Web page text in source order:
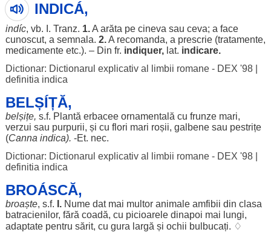
INDICÁ,
indíc, vb. I. Tranz. 1.A arăta pe cineva sau ceva; a face
cunoscut, a semnala. 2.A recomanda, a prescrie(tratamente,
medicamenteetc.). – Din fr. indiquer, lat. indicare.
Dictionar: Dictionarul explicativ al limbii romane - DEX '98|
definitia indica
BELȘÍȚĂ,
belșițe, s.f. Plantă erbacee ornamentală cu frunze mari,
verzui sau purpurii, și cu flori mari roșii, galbenesau pestrițe
(Canna indica). -Et. nec.
Dictionar: Dictionarul explicativ al limbii romane - DEX '98|
definitia indica
BROÁSCĂ,
broaște, s.f. I. Nume datmai multor animale amfibii din clasa
batracienilor, fără coadă, cu picioarele dinapoi mai lungi,
adaptate pentru sărit, cu gura largă și ochii bulbucați. ♢